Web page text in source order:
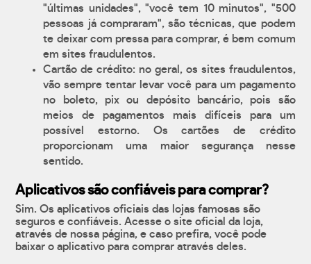
"últimas unidades", "você tem 10 minutos", "500
pessoas já compraram", são técnicas, que podem
te deixar com pressa para comprar, é bem comum
em sites fraudulentos.
Cartão de crédito: no geral, os sites fraudulentos,
vão sempre tentar levar você para um pagamento
no boleto, pix ou depósito bancário, pois são
meios de pagamentos mais difíceis para um
possível estorno. Os cartões de crédito
proporcionam uma maior segurança nesse
sentido.
Aplicativos são confiáveis para comprar?
Sim. Os aplicativos oficiais das lojas famosas são
seguros e confiáveis. Acesse o site oficial da loja,
através de nossa página, e caso prefira, você pode
baixar o aplicativo para comprar através deles.